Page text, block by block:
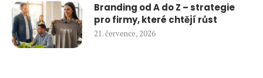
Branding od A do Z – strategie
pro firmy, které chtějí růst
21. července, 2026